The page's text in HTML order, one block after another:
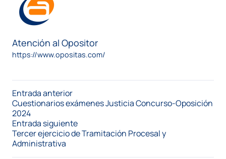
Atención al Opositor
https://www.opositas.com/
Entrada anterior
Cuestionarios exámenes Justicia Concurso-Oposición
2024
Entrada siguiente
Tercer ejercicio de Tramitación Procesal y
Administrativa